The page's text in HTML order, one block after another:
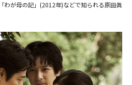
わが母の記」(2012年)などで知られる原田眞